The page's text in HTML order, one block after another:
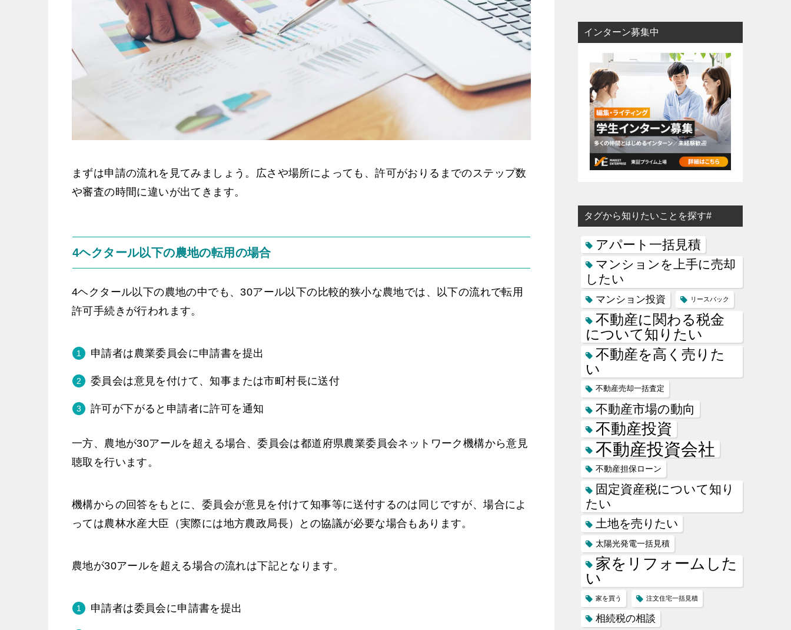
まずは申請の流れを見てみましょう。広さや場所によっても、許可がおりるまでのステップ数
や審査の時間に違いが出てきます。
4ヘクタール以下の農地の転用の場合
4ヘクタール以下の農地の中でも、30アール以下の比較的狭小な農地では、以下の流れで転用
許可手続きが行われます。
申請者は農業委員会に申請書を提出
委員会は意見を付けて、知事または市町村長に送付
許可が下がると申請者に許可を通知
一方、農地が30アールを超える場合、委員会は都道府県農業委員会ネットワーク機構から意見
聴取を行います。
機構からの回答をもとに、委員会が意見を付けて知事等に送付するのは同じですが、場合によ
っては農林水産大臣（実際には地方農政局長）との協議が必要な場合もあります。
農地が30アールを超える場合の流れは下記となります。
申請者は委員会に申請書を提出
インターン募集中
タグから知りたいことを探す#
アパート一括見積
マンションを上手に売却
したい
マンション投資 リースバック
不動産に関わる税金
について知りたい
不動産を高く売りた
い
不動産売却一括査定
不動産市場の動向
不動産投資
不動産投資会社
不動産担保ローン
固定資産税について知り
たい
土地を売りたい
太陽光発電一括見積
家をリフォームした
い
家を買う 注文住宅一括見積
相続税の相談